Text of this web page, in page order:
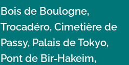
Bois de Boulogne,
Trocadéro, Cimetière de
Passy, Palais de Tokyo,
Pont de Bir-Hakeim,